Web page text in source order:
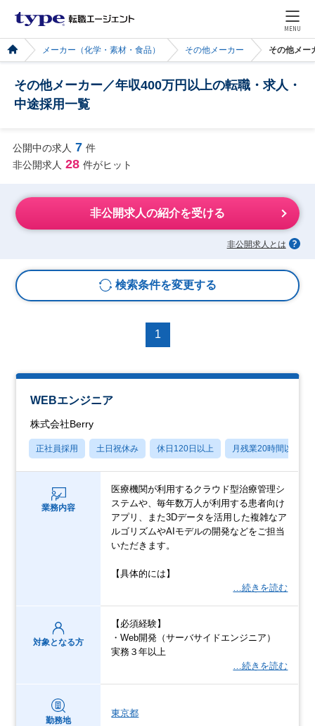
MENU
メーカー（化学・素材・食品） その他メーカー その他メー
その他メーカー／年収400万円以上の転職・求人・
中途採用一覧
公開中の求人 7 件
非公開求人 28 件がヒット
非公開求人の紹介を受ける
非公開求人とは
検索条件を変更する
1
WEBエンジニア
株式会社Berry
正社員採用 土日祝休み 休日120日以上 月残業20時間以内
業務内容
医療機関が利用するクラウド型治療管理シ
ステムや、毎年数万人が利用する患者向け
アプリ、また3Dデータを活用した複雑なア
ルゴリズムやAIモデルの開発などをご担当
いただきます。
【具体的には】
…続きを読む
対象となる方
【必須経験】
・Web開発（サーバサイドエンジニア）
実務３年以上
…続きを読む
勤務地
東京都